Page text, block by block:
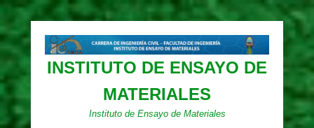
INSTITUTO DE ENSAYO DE
MATERIALES
Instituto de Ensayo de Materiales